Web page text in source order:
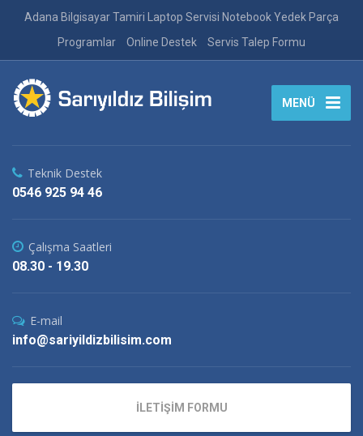
Adana Bilgisayar Tamiri Laptop Servisi Notebook Yedek Parça
Programlar
Online Destek Servis Talep Formu
MENÜ
Teknik Destek
0546 925 94 46
Çalışma Saatleri
08.30 - 19.30
E-mail
info@sariyildizbilisim.com
İLETİŞİM FORMU